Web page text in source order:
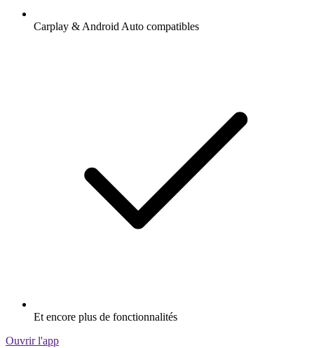
Carplay & Android Auto compatibles
Et encore plus de fonctionnalités
Ouvrir l'app